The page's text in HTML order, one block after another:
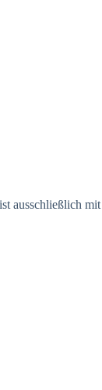
ausschließlich mit